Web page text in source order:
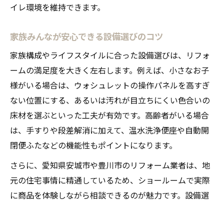
イレ環境を維持できます。
家族みんなが安心できる設備選びのコツ
家族構成やライフスタイルに合った設備選びは、リフォ
ームの満足度を大きく左右します。例えば、小さなお子
様がいる場合は、ウォシュレットの操作パネルを高すぎ
ない位置にする、あるいは汚れが目立ちにくい色合いの
床材を選ぶといった工夫が有効です。高齢者がいる場合
は、手すりや段差解消に加えて、温水洗浄便座や自動開
閉便ふたなどの機能性もポイントになります。
さらに、愛知県安城市や豊川市のリフォーム業者は、地
元の住宅事情に精通しているため、ショールームで実際
に商品を体験しながら相談できるのが魅力です。設備選